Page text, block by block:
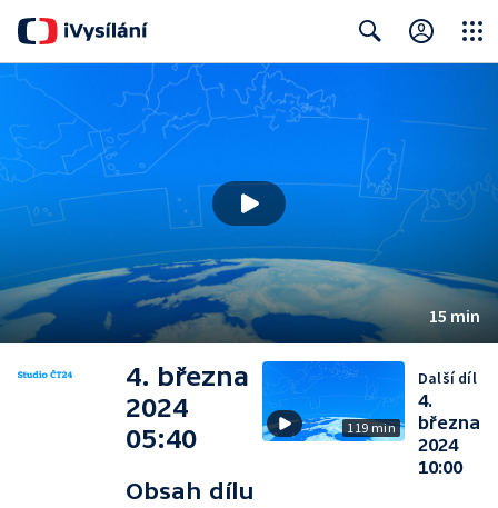
15 min
4. března
2024
05:40
Obsah dílu
119 min
Další díl
4.
března
2024
10:00